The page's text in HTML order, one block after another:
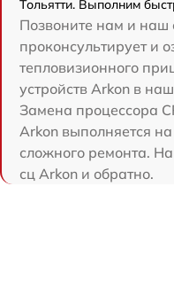
Тольятти. Выполним
Позвоните нам и наш
проконсультирует и
тепловизионного
устройств Arkon в
Замена процессора
Arkon выполняется
сложного ремонта.
сц Arkon и обратно.